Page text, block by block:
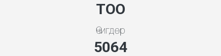
ТОО
Өчигдөр
5453